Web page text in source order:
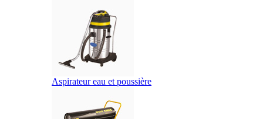
Aspirateur eau et poussière